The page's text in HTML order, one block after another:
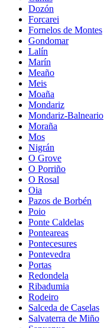
Dozón
Forcarei
Fornelos de Montes
Gondomar
Lalín
Marín
Meaño
Meis
Moaña
Mondariz
Mondariz-Balneario
Moraña
Mos
Nigrán
O Grove
O Porriño
O Rosal
Oia
Pazos de Borbén
Poio
Ponte Caldelas
Ponteareas
Pontecesures
Pontevedra
Portas
Redondela
Ribadumia
Rodeiro
Salceda de Caselas
Salvaterra de Miño